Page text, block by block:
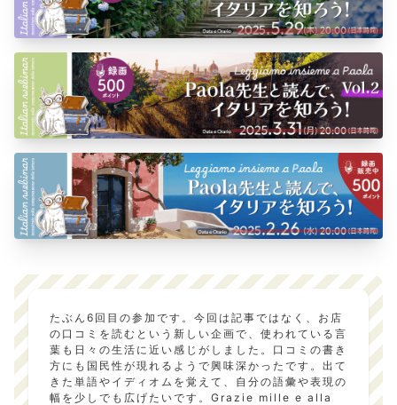
たぶん6回目の参加です。今回は記事ではなく、お店
の口コミを読むという新しい企画で、使われている言
葉も日々の生活に近い感じがしました。口コミの書き
方にも国民性が現れるようで興味深かったです。出て
きた単語やイディオムを覚えて、自分の語彙や表現の
幅を少しでも広げたいです。Grazie mille e alla